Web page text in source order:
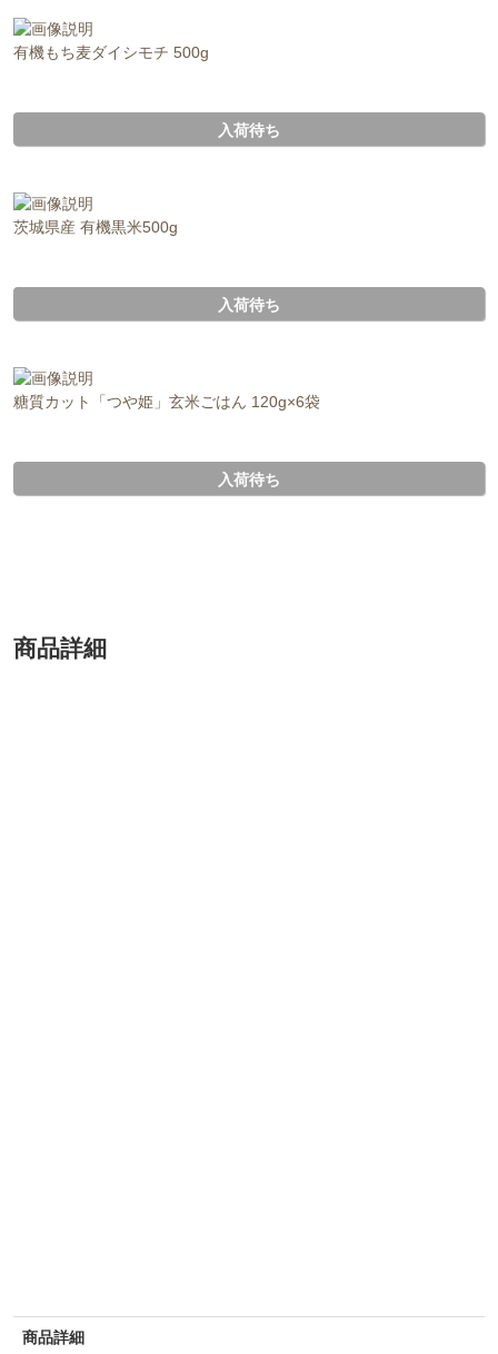
有機もち麦ダイシモチ 500g
入荷待ち
茨城県産 有機黒米500g
入荷待ち
糖質カット「つや姫」玄米ごはん 120g×6袋
入荷待ち
商品詳細
商品詳細